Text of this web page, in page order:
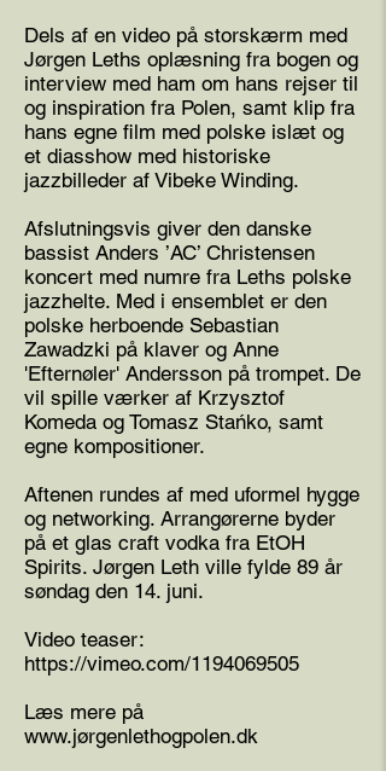
Dels af en video på storskærm med
Jørgen Leths oplæsning fra bogen og
interview med ham om hans rejser til
og inspiration fra Polen, samt klip fra
hans egne film med polske islæt og
et diasshow med historiske
jazzbilleder af Vibeke Winding.
Afslutningsvis giver den danske
bassist Anders ’AC’ Christensen
koncert med numre fra Leths polske
jazzhelte. Med i ensemblet er den
polske herboende Sebastian
Zawadzki på klaver og Anne
'Efternøler' Andersson på trompet. De
vil spille værker af Krzysztof
Komeda og Tomasz Stańko, samt
egne kompositioner.
Aftenen rundes af med uformel hygge
og networking. Arrangørerne byder
på et glas craft vodka fra EtOH
Spirits. Jørgen Leth ville fylde 89 år
søndag den 14. juni.
Video teaser:
https://vimeo.com/1194069505
Læs mere på
www.jørgenlethogpolen.dk